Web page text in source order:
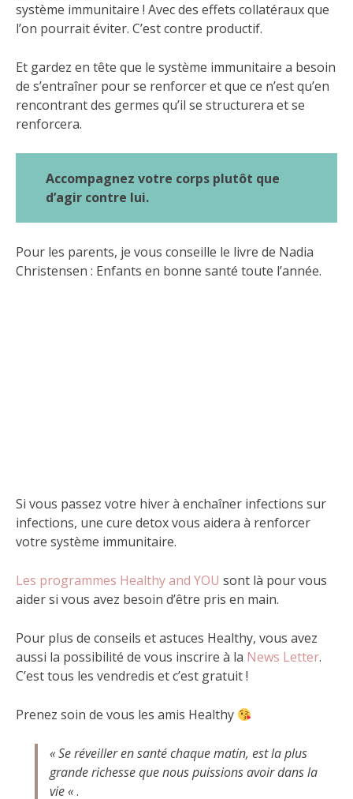
système immunitaire ! Avec des effets collatéraux que
l’on pourrait éviter. C’est contre productif.
Et gardez en tête que le système immunitaire a besoin
de s’entraîner pour se renforcer et que ce n’est qu’en
rencontrant des germes qu’il se structurera et se
renforcera.
Accompagnez votre corps plutôt que
d’agir contre lui.
Pour les parents, je vous conseille le livre de Nadia
Christensen : Enfants en bonne santé toute l’année.
Si vous passez votre hiver à enchaîner infections sur
infections, une cure detox vous aidera à renforcer
votre système immunitaire.
Les programmes Healthy and YOU sont là pour vous
aider si vous avez besoin d’être pris en main.
Pour plus de conseils et astuces Healthy, vous avez
aussi la possibilité de vous inscrire à la News Letter.
C’est tous les vendredis et c’est gratuit !
Prenez soin de vous les amis Healthy
« Se réveiller en santé chaque matin, est la plus
grande richesse que nous puissions avoir dans la
vie «.